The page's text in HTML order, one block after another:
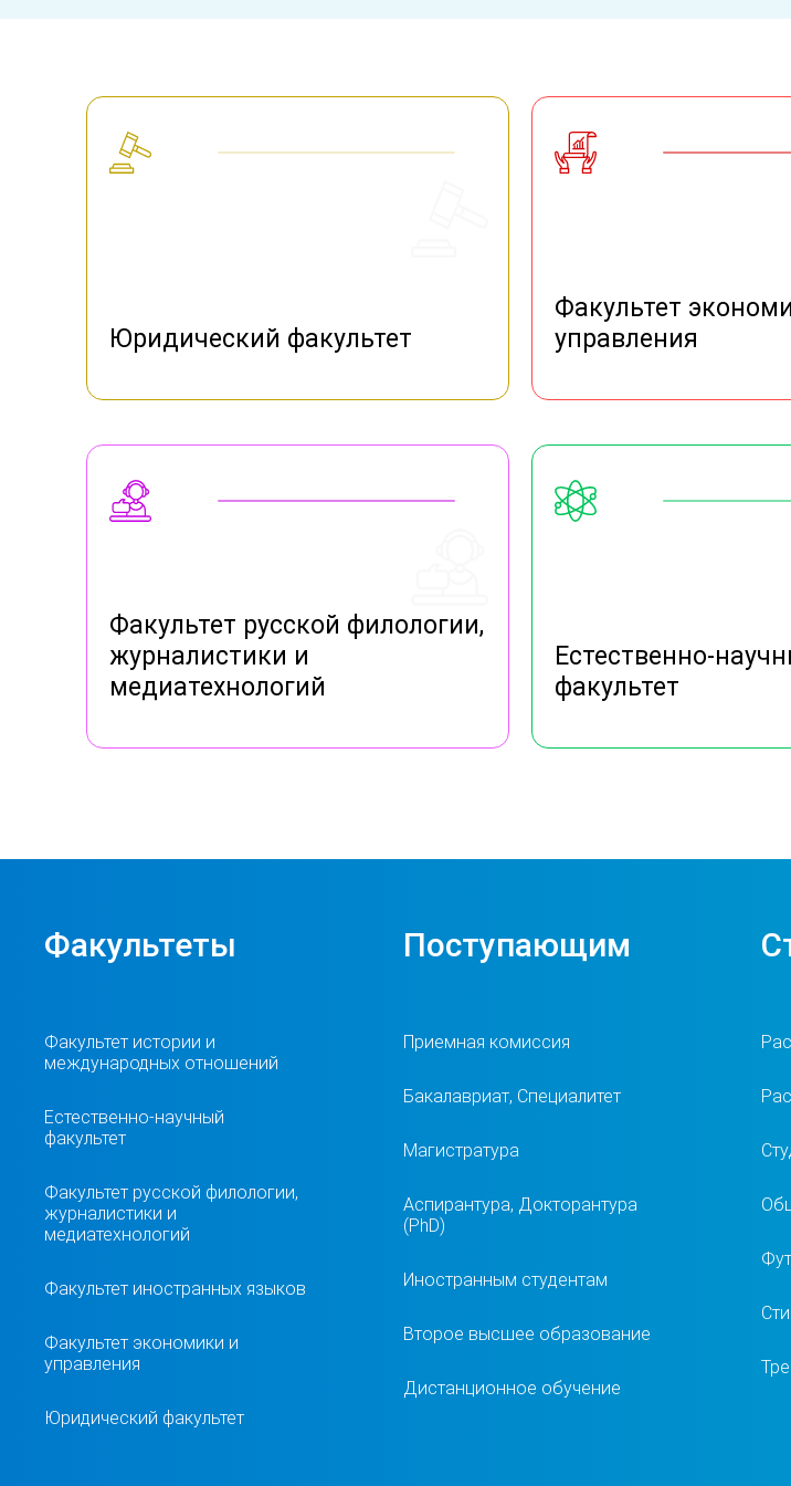
Юридический факультет
Факультет
управления
Факультет русской филологии,
журналистики и
медиатехнологий
Естественно-
факультет
Факультеты
Факультет истории и
международных отношений
Естественно-научный
факультет
Факультет русской филологии,
журналистики и
медиатехнологий
Факультет иностранных языков
Факультет экономики и
управления
Юридический факультет
Поступающим
Приемная комиссия
Бакалавриат, Специалитет
Магистратура
Аспирантура, Докторантура
(PhD)
Иностранным студентам
Второе высшее образование
Дистанционное обучение